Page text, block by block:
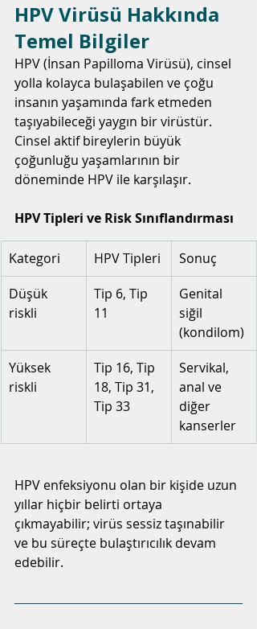
HPV Virüsü Hakkında
Temel Bilgiler
HPV (İnsan Papilloma Virüsü), cinsel
yolla kolayca bulaşabilen ve çoğu
insanın yaşamında fark etmeden
taşıyabileceği yaygın bir virüstür.
Cinsel aktif bireylerin büyük
çoğunluğu yaşamlarının bir
döneminde HPV ile karşılaşır.
HPV Tipleri ve Risk Sınıflandırması
Kategori HPV Tipleri
Sonuç
Düşük
riskli
Tip 6, Tip
11
Genital
siğil
(kondilom)
Yüksek
riskli
Tip 16, Tip
18, Tip 31,
Tip 33
Servikal,
anal ve
diğer
kanserler
HPV enfeksiyonu olan bir kişide uzun
yıllar hiçbir belirti ortaya
çıkmayabilir; virüs sessiz taşınabilir
ve bu süreçte bulaştırıcılık devam
edebilir.